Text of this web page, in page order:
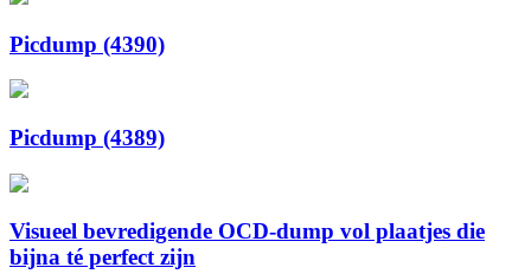
Picdump (4390)
Picdump (4389)
Visueel bevredigende OCD-dump vol plaatjes die
bijna té perfect zijn